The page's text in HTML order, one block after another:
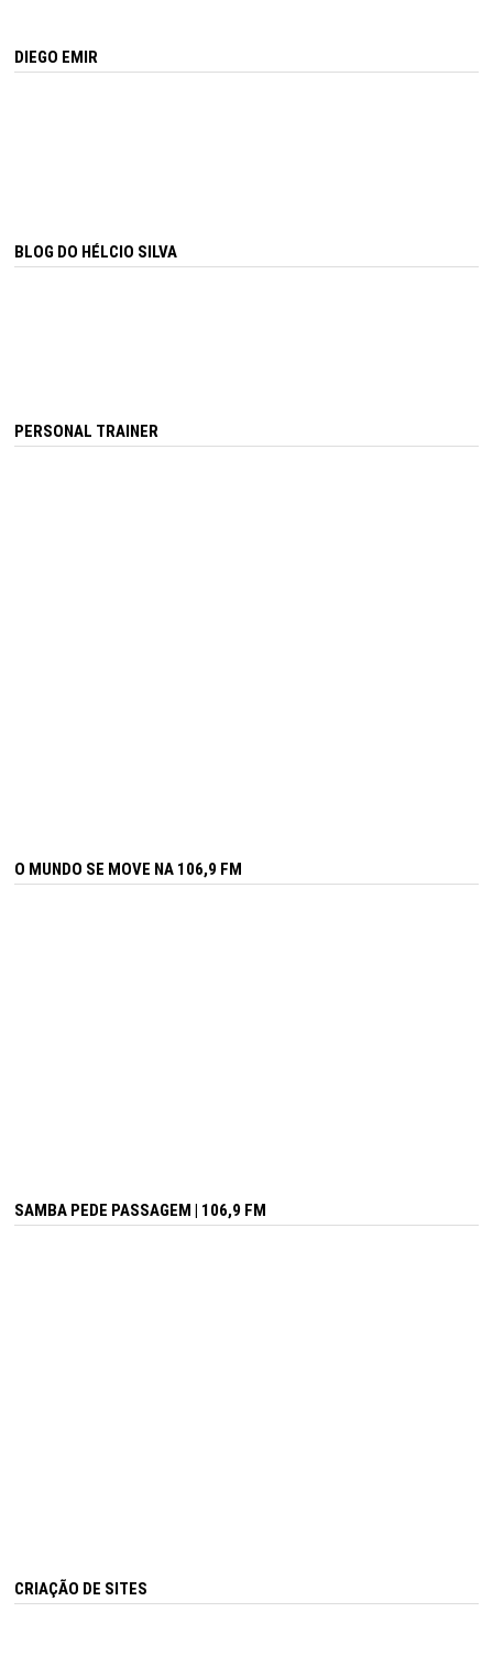
DIEGO EMIR
BLOG DO HÉLCIO SILVA
PERSONAL TRAINER
O MUNDO SE MOVE NA 106,9 FM
SAMBA PEDE PASSAGEM | 106,9 FM
CRIAÇÃO DE SITES